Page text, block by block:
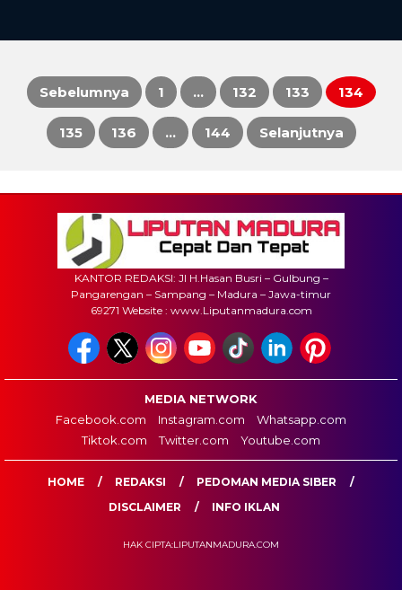
Paginasi
Sebelumnya 1 … 132 133 134
135 136 … 144 Selanjutnya
KANTOR REDAKSI: Jl H.Hasan Busri – Gulbung –
Pangarengan – Sampang – Madura – Jawa-timur
69271 Website : www.Liputanmadura.com
MEDIA NETWORK
Facebook.com
Instagram.com
Whatsapp.com
Tiktok.com
Twitter.com Youtube.com
HOME REDAKSI
PEDOMAN MEDIA SIBER
DISCLAIMER
INFO IKLAN
HAK CIPTA:LIPUTANMADURA.COM